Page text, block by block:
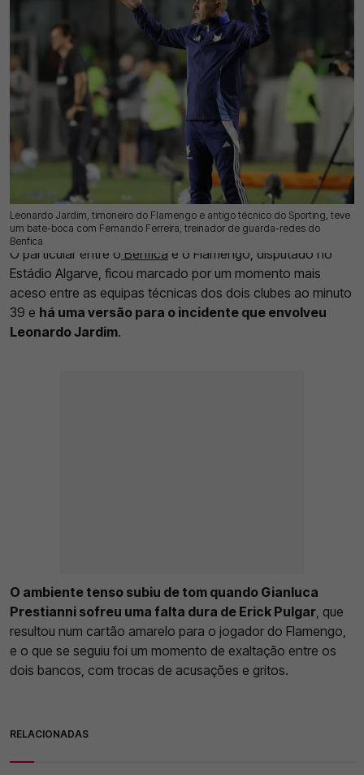
Leonardo Jardim, timoneiro do Flamengo e antigo técnico do Sporting, teve
um bate-boca com Fernando Ferreira, treinador de guarda-redes do
Benfica
12 Jul 2026 | 13:26 | 0
O particular entre o Benfica e o Flamengo, disputado no
Estádio Algarve, ficou marcado por um momento mais
aceso entre as equipas técnicas dos dois clubes ao minuto
39 e há uma versão para o incidente que envolveu
Leonardo Jardim.
O ambiente tenso subiu de tom quando Gianluca
Prestianni sofreu uma falta dura de Erick Pulgar , que
resultou num cartão amarelo para o jogador do Flamengo,
e o que se seguiu foi um momento de exaltação entre os
dois bancos, com trocas de acusações e gritos.
RELACIONADAS